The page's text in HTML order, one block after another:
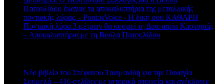
Πατουλίδου έκαναν τα αποκαλυπτήρια της μεταλλικής
ποντιακής λύρας. - PontosVoice - H δική σου ΚΑΘΑΡΗ
Ποντιακή λύρα 3 μέτρων θα κοσμεί τη Διποταμία Καστοριάς
– Αποκαλυπτήρια με τη Βούλα Πατουλίδου
Νέο βιβλίο του Στέφανου Τανιμανίδη για την Παναγία
Σουμελά – 416 σελίδες με ιστορικά στοιχεία και ανέκδοτες